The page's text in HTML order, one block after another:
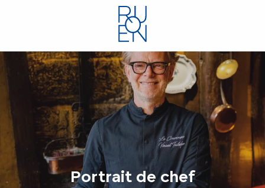
principal
Portrait de chef